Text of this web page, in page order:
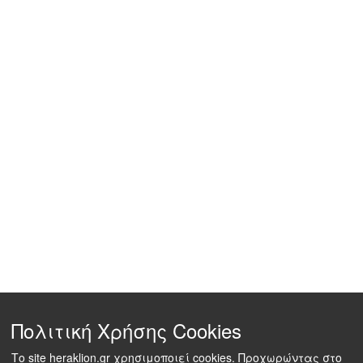
Πολιτική Χρήσης Cookies
Το site heraklion.gr χρησιμοποιεί cookies. Προχωρώντας στο